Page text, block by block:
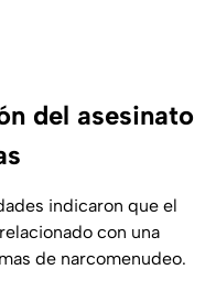
del asesinato
indicaron que el
con una
de narcomenudeo.